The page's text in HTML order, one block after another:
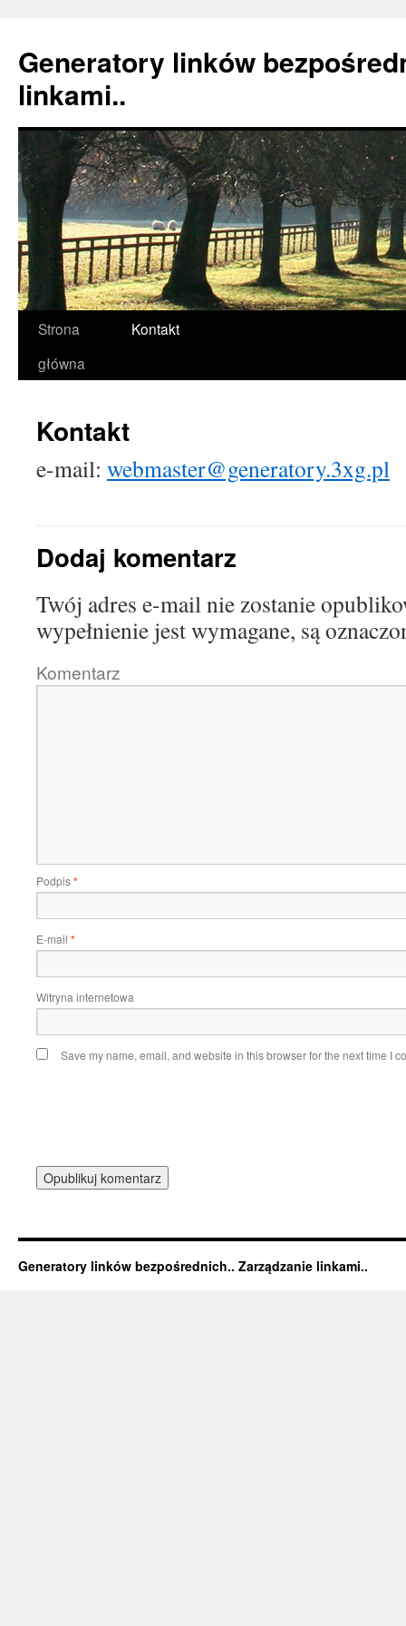
Generatory linków
linkami..
Przeskocz
do
Strona
główna
Kontakt
Kontakt
e-mail: webmaster@generatory.3xg.pl
Dodaj komentarz
Twój adres e-mail nie zostanie
wypełnienie jest wymagane, są
Komentarz
Podpis*
E-mail *
Witryna internetowa
Save my name, email, and website in this browser for the next time I
Generatory linków bezpośrednich.. Zarządzanie linkami..